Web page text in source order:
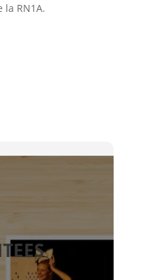
la RN1A.